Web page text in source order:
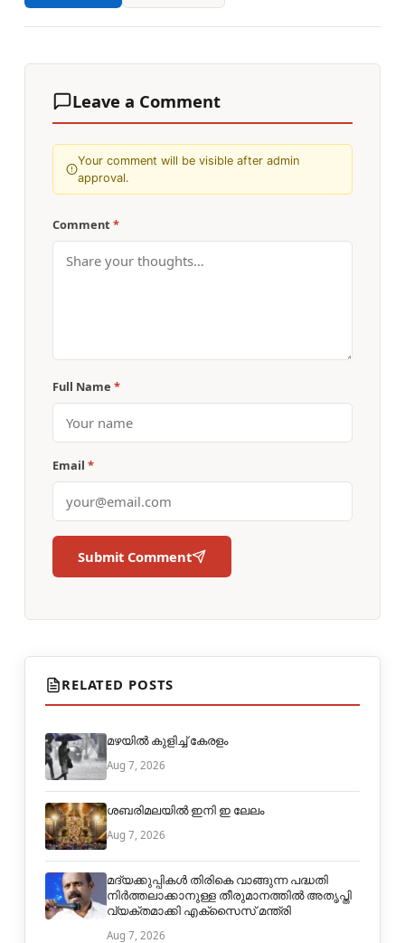
Leave a Comment
Your comment will be visible after admin
approval.
Comment *
Full Name *
Email *
Submit Comment
RELATED POSTS
മഴയിൽ കുളിച്ച് കേരളം
Aug 7, 2026
ശബരിമലയിൽ ഇനി ഇ ലേലം
Aug 7, 2026
മദ്യക്കുപ്പികള്‍ തിരികെ വാങ്ങുന്ന പദ്ധതി
നിര്‍ത്തലാക്കാനുള്ള തീരുമാനത്തില്‍ അതൃപ്തി
വ്യക്തമാക്കി എക്‌സൈസ് മന്ത്രി
Aug 7, 2026